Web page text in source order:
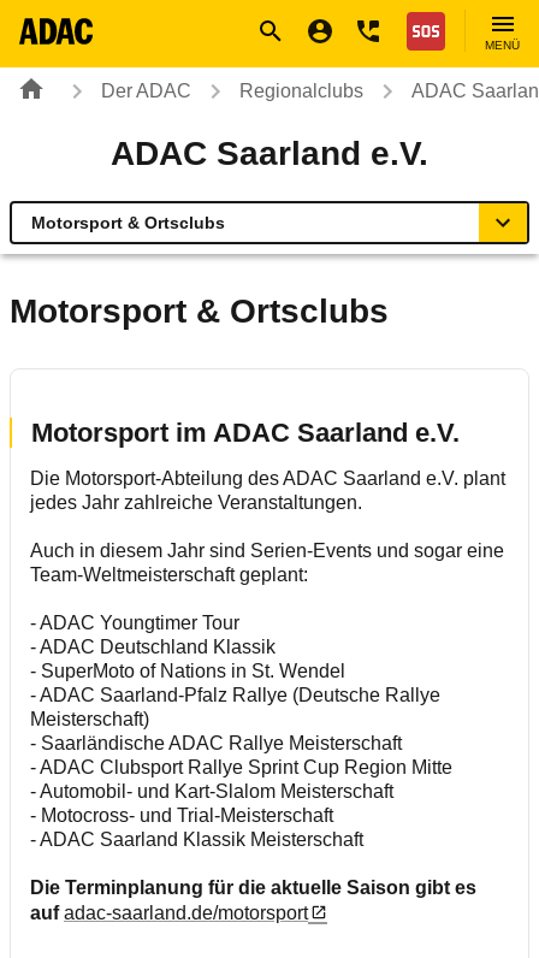
Nothilfe
MENÜ
Der ADAC Regionalclubs ADAC
ADAC Saarland e.V.
Motorsport & Ortsclubs
Verkehr und Technik
Reise & Touristik
Motorsport & Ortsclubs
Motorsport & Ortsclubs
Motorsport im ADAC Saarland e.V.
Die Motorsport-Abteilung des ADAC Saarland e.V. plant
jedes Jahr zahlreiche Veranstaltungen.
Auch in diesem Jahr sind Serien-Events und sogar eine
Team-Weltmeisterschaft geplant:
- ADAC Youngtimer Tour
- ADAC Deutschland Klassik
- SuperMoto of Nations in St. Wendel
- ADAC Saarland-Pfalz Rallye (Deutsche Rallye
Meisterschaft)
- Saarländische ADAC Rallye Meisterschaft
- ADAC Clubsport Rallye Sprint Cup Region Mitte
- Automobil- und Kart-Slalom Meisterschaft
- Motocross- und Trial-Meisterschaft
- ADAC Saarland Klassik Meisterschaft
Die Terminplanung für die aktuelle Saison gibt es
auf adac-saarland.de/motorsport